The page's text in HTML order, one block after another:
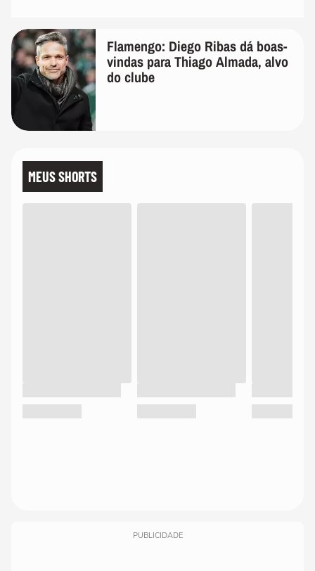
Flamengo: Diego Ribas dá boas-
vindas para Thiago Almada, alvo
do clube
MEUS SHORTS
PUBLICIDADE